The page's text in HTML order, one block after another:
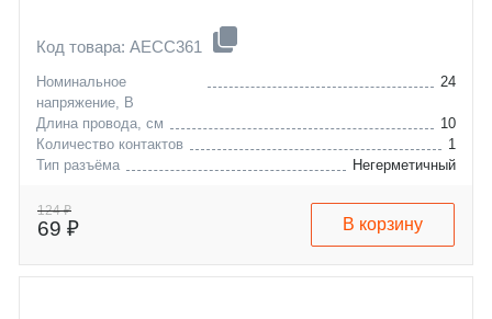
Код товара: AECC361
Номинальное
напряжение, В
24
Длина провода, см
10
Количество контактов
1
Тип разъёма
Негерметичный
izh
2717
lada
orbita
124 ₽
69 ₽ В корзину